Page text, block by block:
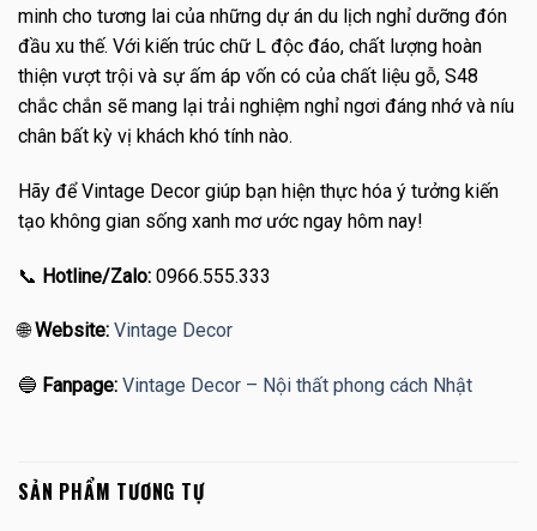
minh cho tương lai của những dự án du lịch nghỉ dưỡng đón
đầu xu thế. Với kiến trúc chữ L độc đáo, chất lượng hoàn
thiện vượt trội và sự ấm áp vốn có của chất liệu gỗ, S48
chắc chắn sẽ mang lại trải nghiệm nghỉ ngơi đáng nhớ và níu
chân bất kỳ vị khách khó tính nào.
Hãy để Vintage Decor giúp bạn hiện thực hóa ý tưởng kiến
tạo không gian sống xanh mơ ước ngay hôm nay!
📞 Hotline/Zalo: 0966.555.333
🌐Website: Vintage Decor
🔵 Fanpage: Vintage Decor – Nội thất phong cách Nhật
SẢN PHẨM TƯƠNG TỰ